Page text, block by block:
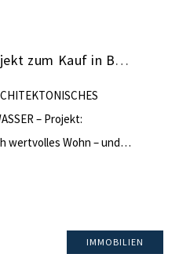
Zinshaus/Renditeobjekt zum Kauf in Berlin (nicht mehr verfügbar)
– Projekt:
wertvolles Wohn – und
(Tiefbauarbeiten)
Baugrube, Pfahl-IMMOBILIEN